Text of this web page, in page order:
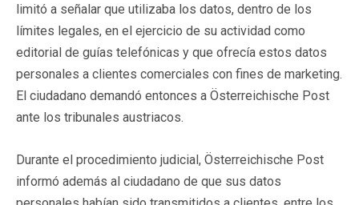
limitó a señalar que utilizaba los datos, dentro de los
límites legales, en el ejercicio de su actividad como
editorial de guías telefónicas y que ofrecía estos datos
personales a clientes comerciales con fines de marketing.
El ciudadano demandó entonces a Österreichische Post
ante los tribunales austriacos.
Durante el procedimiento judicial, Österreichische Post
informó además al ciudadano de que sus datos